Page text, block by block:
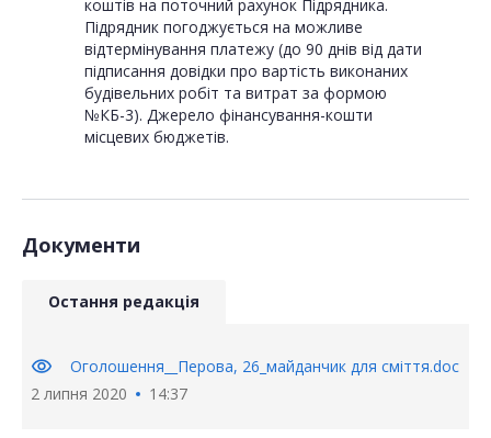
коштів на поточний рахунок Підрядника.
Підрядник погоджується на можливе
відтермінування платежу (до 90 днів від дати
підписання довідки про вартість виконаних
будівельних робіт та витрат за формою
№КБ-3). Джерело фінансування-кошти
місцевих бюджетів.
Документи
Остання редакція
visibility
Оголошення__Перова, 26_майданчик для сміття.doc
2 липня 2020
14:37